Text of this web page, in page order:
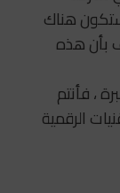
هناك
بأن هذه
، فأنتم
الرقمية